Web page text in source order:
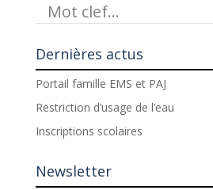
Dernières actus
Portail famille EMS et PAJ
Restriction d’usage de l’eau
Inscriptions scolaires
Newsletter